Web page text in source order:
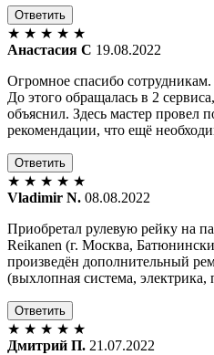
Ответить
★ ★ ★ ★ ★
Анастасия С 19.08.2022
Огромное спасибо
До этого обращалась в 2
объяснил. Здесь мастер
рекомендации, что ещё
Ответить
★ ★ ★ ★ ★
Vladimir N. 08.08.2022
Приобретал рулевую рейку на
Reikanen (г. Москва,
произведён дополнительный
(выхлопная система, электрика,
Ответить
★ ★ ★ ★ ★
Дмитрий П. 21.07.2022